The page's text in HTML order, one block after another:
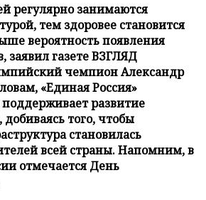
регулярно занимаются
тем здоровее становится
вероятность появления
заявил газете ВЗГЛЯД
чемпион Александр
«Единая Россия»
развитие
добиваясь того, чтобы
становилась
всей страны. Напомним, в
отмечается День